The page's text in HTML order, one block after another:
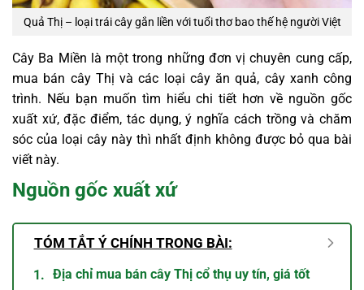
Quả Thị – loại trái cây gắn liền với tuổi thơ bao thế hệ người Việt
Cây Ba Miền là một trong những đơn vị chuyên cung cấp,
mua bán cây Thị và các loại cây ăn quả, cây xanh công
trình. Nếu bạn muốn tìm hiểu chi tiết hơn về nguồn gốc
xuất xứ, đặc điểm, tác dụng, ý nghĩa cách trồng và chăm
sóc của loại cây này thì nhất định không được bỏ qua bài
viết này.
Nguồn gốc xuất xứ
TÓM TẮT Ý CHÍNH TRONG BÀI:
Địa chỉ mua bán cây Thị cổ thụ uy tín, giá tốt